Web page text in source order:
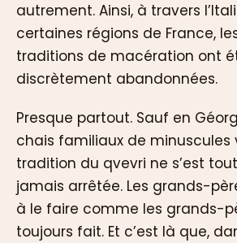
autrement. Ainsi, à travers
certaines régions de France,
traditions de macération ont
discrètement abandonnées.
Presque partout. Sauf en
chais familiaux de minuscules
tradition du qvevri ne s’est
jamais arrêtée. Les grands-
à le faire comme les grands-
toujours fait. Et c’est là que,